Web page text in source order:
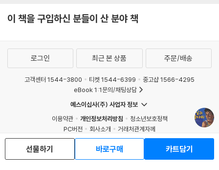
이 책을 구입하신 분들이 산 분야 책
선물하기 바로구매 카트담기
로그인 최근 본 상품 주문/배송
고객센터 1544-3800 티켓 1544-6399
중고샵 1566-4295
eBook 1:1문의/채팅상담
예스이십사(주) 사업자 정보
이용약관
개인정보처리방침
청소년보호정책
PC버전
회사소개
거래처관계자께
도서홍보
광고
Copyright © YES24 Corp. All Rights Reserved.
MATOM9